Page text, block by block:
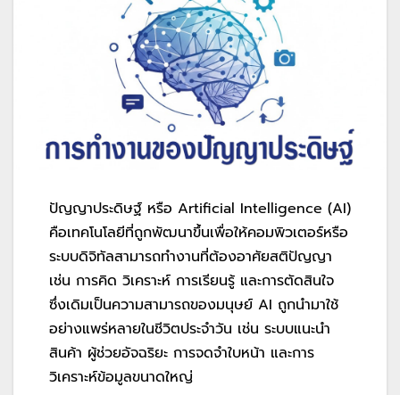
ปัญญาประดิษฐ์ หรือ Artificial Intelligence (AI)
คือเทคโนโลยีที่ถูกพัฒนาขึ้นเพื่อให้คอมพิวเตอร์หรือ
ระบบดิจิทัลสามารถทำงานที่ต้องอาศัยสติปัญญา
เช่น การคิด วิเคราะห์ การเรียนรู้ และการตัดสินใจ
ซึ่งเดิมเป็นความสามารถของมนุษย์ AI ถูกนำมาใช้
อย่างแพร่หลายในชีวิตประจำวัน เช่น ระบบแนะนำ
สินค้า ผู้ช่วยอัจฉริยะ การจดจำใบหน้า และการ
วิเคราะห์ข้อมูลขนาดใหญ่